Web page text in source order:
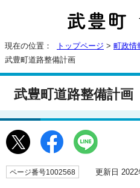
現在の位置： トップページ > 町政情
武豊町道路整備計画
武豊町道路整備計画
ページ番号1002568 更新日 2022